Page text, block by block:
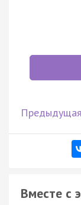
Вместе с